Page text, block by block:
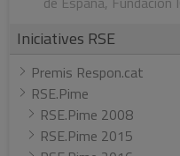
Iniciatives RSE
Premis Respon.cat
RSE.Pime
RSE.Pime 2008
RSE.Pime 2015